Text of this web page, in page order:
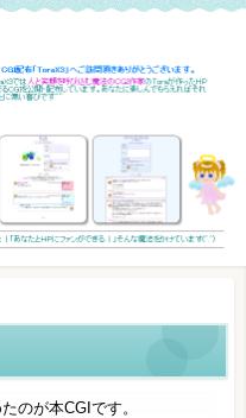
のが本CGIです。